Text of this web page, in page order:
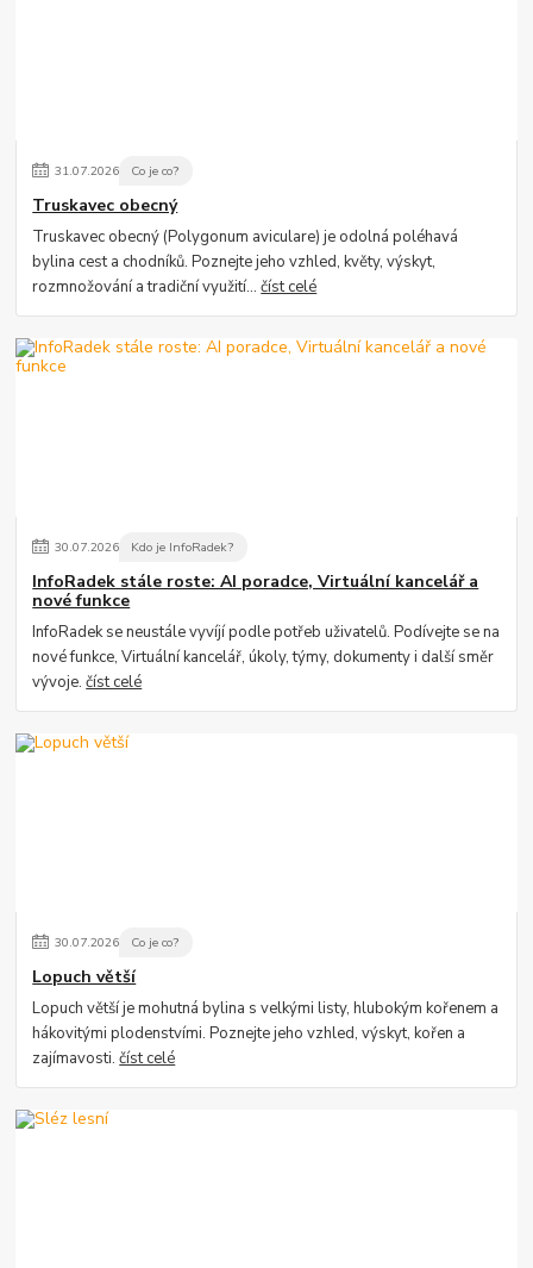
31.07.2026 Co je co?
Truskavec obecný
Truskavec obecný (Polygonum aviculare) je odolná poléhavá
bylina cest a chodníků. Poznejte jeho vzhled, květy, výskyt,
rozmnožování a tradiční využití...číst celé
30.07.2026 Kdo je InfoRadek?
InfoRadek stále roste: AI poradce, Virtuální kancelář a
nové funkce
InfoRadek se neustále vyvíjí podle potřeb uživatelů. Podívejte se na
nové funkce, Virtuální kancelář, úkoly, týmy, dokumenty i další směr
vývoje.číst celé
30.07.2026 Co je co?
Lopuch větší
Lopuch větší je mohutná bylina s velkými listy, hlubokým kořenem a
hákovitými plodenstvími. Poznejte jeho vzhled, výskyt, kořen a
zajímavosti.číst celé